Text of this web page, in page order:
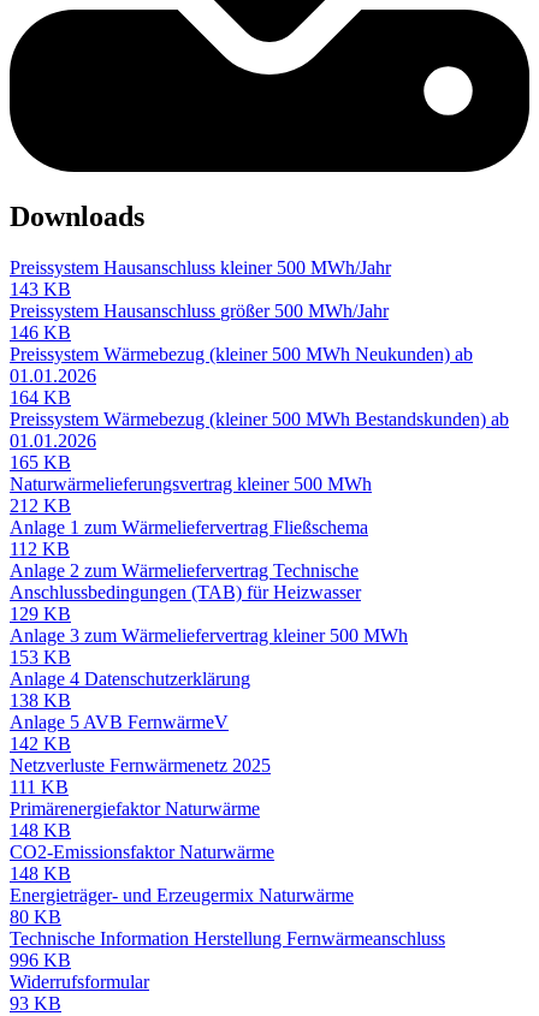
Downloads
Preissystem Hausanschluss kleiner 500 MWh/Jahr
143 KB
Preissystem Hausanschluss größer 500 MWh/Jahr
146 KB
Preissystem Wärmebezug (kleiner 500 MWh Neukunden) ab
01.01.2026
164 KB
Preissystem Wärmebezug (kleiner 500 MWh Bestandskunden) ab
01.01.2026
165 KB
Naturwärmelieferungsvertrag kleiner 500 MWh
212 KB
Anlage 1 zum Wärmeliefervertrag Fließschema
112 KB
Anlage 2 zum Wärmeliefervertrag Technische
Anschlussbedingungen (TAB) für Heizwasser
129 KB
Anlage 3 zum Wärmeliefervertrag kleiner 500 MWh
153 KB
Anlage 4 Datenschutzerklärung
138 KB
Anlage 5 AVB FernwärmeV
142 KB
Netzverluste Fernwärmenetz 2025
111 KB
Primärenergiefaktor Naturwärme
148 KB
CO2-Emissionsfaktor Naturwärme
148 KB
Energieträger- und Erzeugermix Naturwärme
80 KB
Technische Information Herstellung Fernwärmeanschluss
996 KB
Widerrufsformular
93 KB